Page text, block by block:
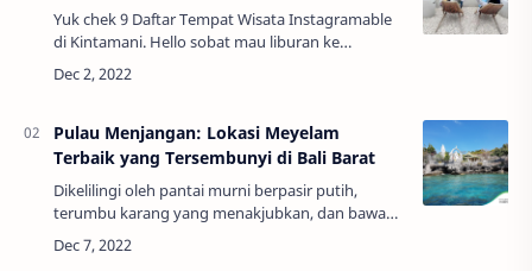
Yuk chek 9 Daftar Tempat Wisata Instagramable
di Kintamani. Hello sobat mau liburan ke
Kintamani namun bingung mau kunjungi tempat
wisata apa saja di Kintamani? Nah kali ini saya w…
Pulau Menjangan: Lokasi Meyelam
Terbaik yang Tersembunyi di Bali Barat
Dikelilingi oleh pantai murni berpasir putih,
terumbu karang yang menakjubkan, dan bawah
air yang mempesona, lingkungan Pulau
Menjangan adalah definisi sempurna dari semua